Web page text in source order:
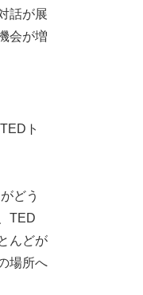
話が展
会が増
ト
どう
TED
んどが
場所へ